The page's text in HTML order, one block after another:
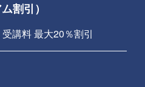
割引）
講料 最大20％割引